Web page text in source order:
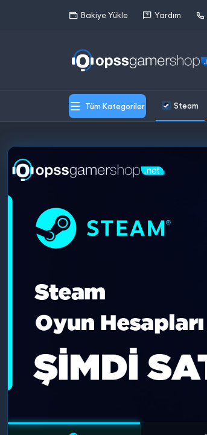
Bakiye Yükle Yardım
Tüm Kategoriler Steam